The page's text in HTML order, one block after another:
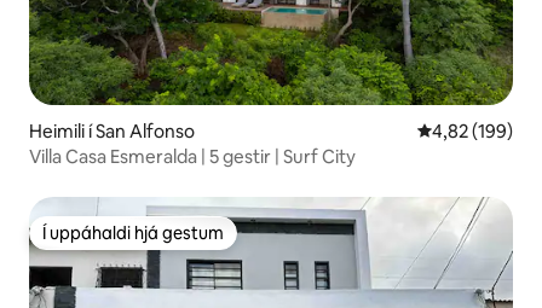
Heimili í San Alfonso 4,82 af 5 í
4,82 (199)
Villa Casa Esmeralda | 5 gestir | Surf City
Í uppáhaldi hjá gestum
Í uppáhaldi hjá gestum